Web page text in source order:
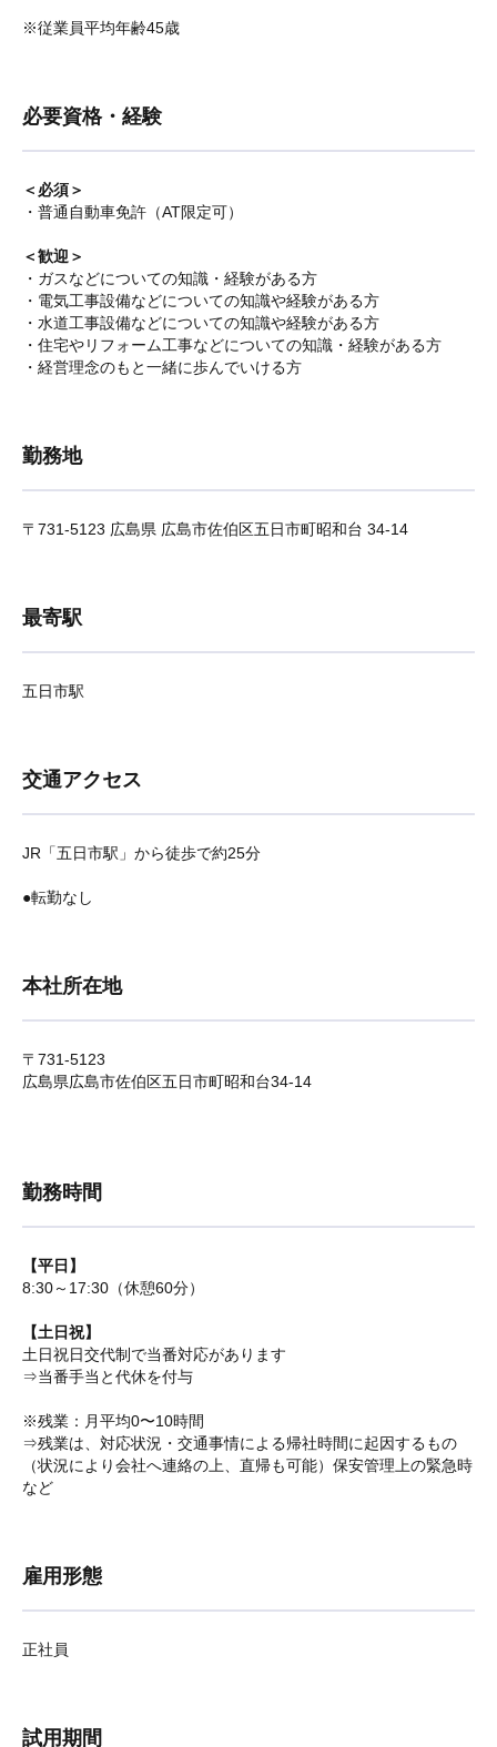
※従業員平均年齢45歳
必要資格・経験
＜必須＞
・普通自動車免許（AT限定可）
＜歓迎＞
・ガスなどについての知識・経験がある方
・電気工事設備などについての知識や経験がある方
・水道工事設備などについての知識や経験がある方
・住宅やリフォーム工事などについての知識・経験がある方
・経営理念のもと一緒に歩んでいける方
勤務地
〒731-5123 広島県 広島市佐伯区五日市町昭和台 34-14
最寄駅
五日市駅
交通アクセス
JR「五日市駅 」から徒歩で約25分
●転勤なし
本社所在地
〒731-5123
広島県広島市佐伯区五日市町昭和台34-14
勤務時間
【平日】
8:30～17:30（休憩60分）
【土日祝】
土日祝日交代制で当番対応があります
⇒当番手当と代休を付与
※残業：月平均0〜10時間
⇒残業は、対応状況・交通事情による帰社時間に起因するもの
（状況により会社へ連絡の上、直帰も可能）保安管理上の緊急時
など
雇用形態
正社員
試用期間